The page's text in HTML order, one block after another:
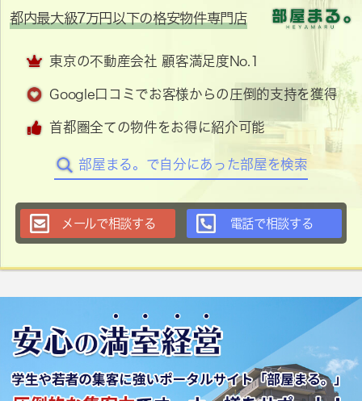
都内最大級7万円以下の格安物件専門店
東京の不動産会社 顧客満足度No.1
Google口コミでお客様からの圧倒的支持を獲得
首都圏全ての物件をお得に紹介可能
部屋まる。で自分にあった部屋を検索
メールで相談する 電話で相談する